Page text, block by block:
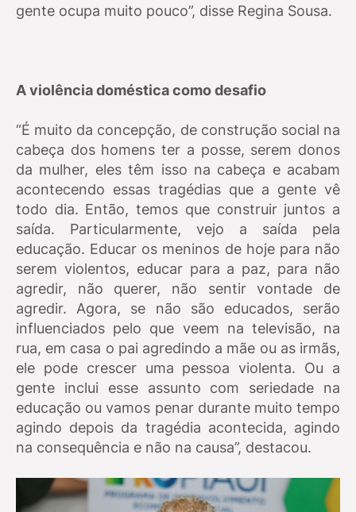
gente ocupa muito pouco”, disse Regina Sousa.
A violência doméstica como desafio
“É muito da concepção, de construção social na
cabeça dos homens ter a posse, serem donos
da mulher, eles têm isso na cabeça e acabam
acontecendo essas tragédias que a gente vê
todo dia. Então, temos que construir juntos a
saída. Particularmente, vejo a saída pela
educação. Educar os meninos de hoje para não
serem violentos, educar para a paz, para não
agredir, não querer, não sentir vontade de
agredir. Agora, se não são educados, serão
influenciados pelo que veem na televisão, na
rua, em casa o pai agredindo a mãe ou as irmãs,
ele pode crescer uma pessoa violenta. Ou a
gente inclui esse assunto com seriedade na
educação ou vamos penar durante muito tempo
agindo depois da tragédia acontecida, agindo
na consequência e não na causa”, destacou.